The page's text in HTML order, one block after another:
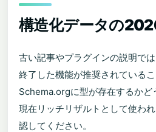
構造化データの
古い記事やプラグインの説明で
終了した機能が推奨されているこ
Schema.orgに型が存在するか
現在リッチリザルトとして使わ
認してください。